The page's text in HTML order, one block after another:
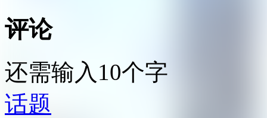
评论
还需输入10个字
话题